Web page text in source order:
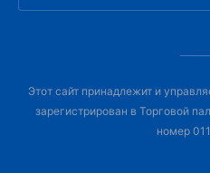
Этот сайт принадлежит и
зарегистрирован в Торговой
номер